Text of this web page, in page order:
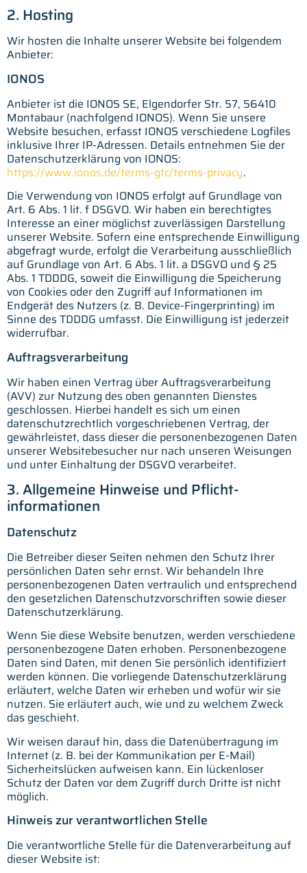
2. Hosting
Wir hosten die Inhalte unserer Website bei folgendem
Anbieter:
IONOS
Anbieter ist die IONOS SE, Elgendorfer Str. 57, 56410
Montabaur (nachfolgend IONOS). Wenn Sie unsere
Website besuchen, erfasst IONOS verschiedene Logfiles
inklusive Ihrer IP-Adressen. Details entnehmen Sie der
Datenschutzerklärung von IONOS:
https://www.ionos.de/terms-gtc/terms-privacy.
Die Verwendung von IONOS erfolgt auf Grundlage von
Art. 6 Abs. 1 lit. f DSGVO. Wir haben ein berechtigtes
Interesse an einer möglichst zuverlässigen Darstellung
unserer Website. Sofern eine entsprechende Einwilligung
abgefragt wurde, erfolgt die Verarbeitung ausschließlich
auf Grundlage von Art. 6 Abs. 1 lit. a DSGVO und § 25
Abs. 1 TDDDG, soweit die Einwilligung die Speicherung
von Cookies oder den Zugriff auf Informationen im
Endgerät des Nutzers (z. B. Device-Fingerprinting) im
Sinne des TDDDG umfasst. Die Einwilligung ist jederzeit
widerrufbar.
Auftragsverarbeitung
Wir haben einen Vertrag über Auftragsverarbeitung
(AVV) zur Nutzung des oben genannten Dienstes
geschlossen. Hierbei handelt es sich um einen
datenschutzrechtlich vorgeschriebenen Vertrag, der
gewährleistet, dass dieser die personenbezogenen Daten
unserer Websitebesucher nur nach unseren Weisungen
und unter Einhaltung der DSGVO verarbeitet.
3. Allgemeine Hinweise und Pflicht­
informationen
Datenschutz
Die Betreiber dieser Seiten nehmen den Schutz Ihrer
persönlichen Daten sehr ernst. Wir behandeln Ihre
personenbezogenen Daten vertraulich und entsprechend
den gesetzlichen Datenschutzvorschriften sowie dieser
Datenschutzerklärung.
Wenn Sie diese Website benutzen, werden verschiedene
personenbezogene Daten erhoben. Personenbezogene
Daten sind Daten, mit denen Sie persönlich identifiziert
werden können. Die vorliegende Datenschutzerklärung
erläutert, welche Daten wir erheben und wofür wir sie
nutzen. Sie erläutert auch, wie und zu welchem Zweck
das geschieht.
Wir weisen darauf hin, dass die Datenübertragung im
Internet (z. B. bei der Kommunikation per E-Mail)
Sicherheitslücken aufweisen kann. Ein lückenloser
Schutz der Daten vor dem Zugriff durch Dritte ist nicht
möglich.
Hinweis zur verantwortlichen Stelle
Die verantwortliche Stelle für die Datenverarbeitung auf
dieser Website ist: